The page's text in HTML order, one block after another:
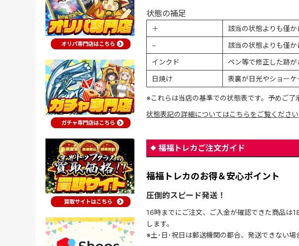
状態の補足
＋
該当の状態よりも僅
−
該当の状態よりも僅
インクド
ペン等で修正した跡が
日焼け
表裏が日光やショーケ
※これらは当店の基準での状態表です。予めご了
状態表記の詳細についてはこちらをご覧ください
福福トレカご注文ガイド
福福トレカのお得＆安心ポイント
圧倒的スピード発送！
16時までにご注文、ご入金が確認できた商品は
します。
※土･日･祝日は郵送機関の都合、発送できない場